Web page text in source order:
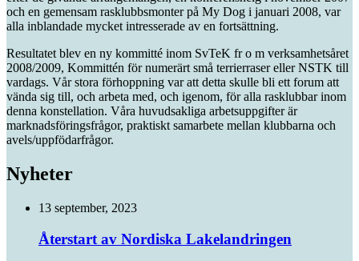
och en gemensam rasklubbsmonter på My Dog i januari 2008, var
alla inblandade mycket intresserade av en fortsättning.
Resultatet blev en ny kommitté inom SvTeK fr o m verksamhetsåret
2008/2009, Kommittén för numerärt små terrierraser eller NSTK till
vardags. Vår stora förhoppning var att detta skulle bli ett forum att
vända sig till, och arbeta med, och igenom, för alla rasklubbar inom
denna konstellation. Våra huvudsakliga arbetsuppgifter är
marknadsföringsfrågor, praktiskt samarbete mellan klubbarna och
avels/uppfödarfrågor.
Nyheter
13 september, 2023
Återstart av Nordiska Lakelandringen